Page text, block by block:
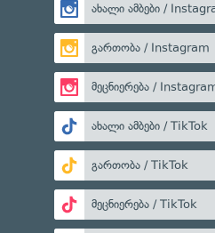
ახალი ამბები /
გართობა / Instagram
მეცნიერება /
ახალი ამბები / TikTok
გართობა / TikTok
მეცნიერება / TikTok